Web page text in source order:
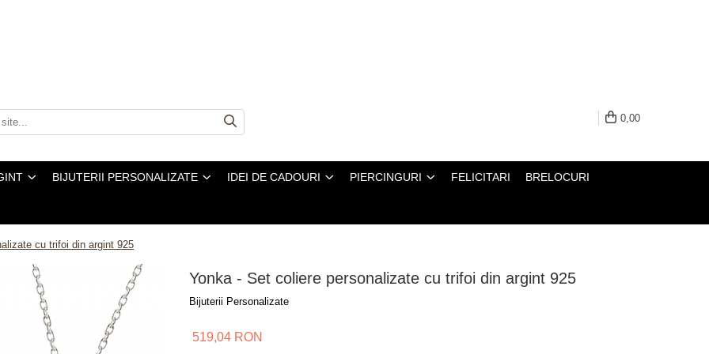
0,00
BIJUTERII PERSONALIZATE IDEI DE CADOURI PIERCINGURI FELICITARI BRELOCURI
cu trifoi din argint 925
Yonka - Set coliere personalizate cu trifoi din argint 925
Bijuterii Personalizate
519,04 RON